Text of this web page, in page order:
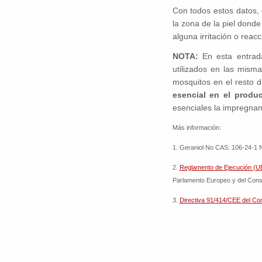
Con todos estos datos,
la zona de la piel
alguna irritación o
NOTA: En esta
utilizados en las
mosquitos en el resto
esencial en el
esenciales la
Más información:
1. Geraniol No CAS: 106-24-1
2. Reglamento de Ejecución
Parlamento Europeo y del
3. Directiva 91/414/CEE del